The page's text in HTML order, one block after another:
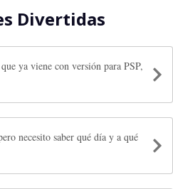
Divertidas
ya viene con versión para PSP,
necesito saber qué día y a qué